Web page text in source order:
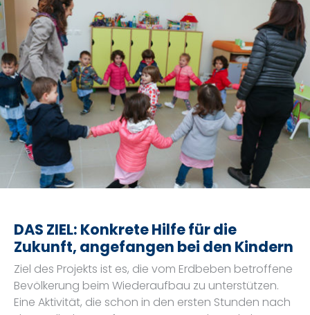
DAS ZIEL: Konkrete Hilfe für die
Zukunft, angefangen bei den Kindern
Ziel des Projekts ist es, die vom Erdbeben betroffene
Bevölkerung beim Wiederaufbau zu unterstützen.
Eine Aktivität, die schon in den ersten Stunden nach